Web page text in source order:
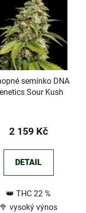
semínko DNA
Sour Kush
2 159 Kč
DETAIL
👑 THC 22 %
🥦 vysoký výnos